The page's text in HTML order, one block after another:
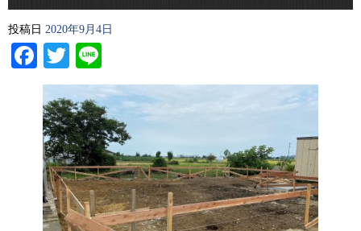
投稿日 2020年9月4日
Facebook
Twitter